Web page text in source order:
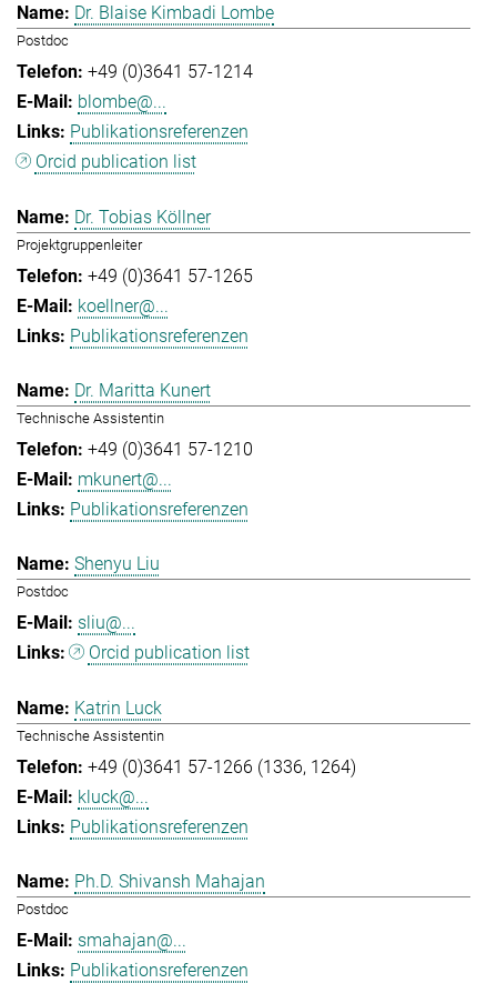
Dr. Blaise Kimbadi Lombe
Postdoc
+49 (0)3641 57-1214
blombe@...
Publikationsreferenzen
Orcid publication list
Dr. Tobias Köllner
Projektgruppenleiter
+49 (0)3641 57-1265
koellner@...
Publikationsreferenzen
Dr. Maritta Kunert
Technische Assistentin
+49 (0)3641 57-1210
mkunert@...
Publikationsreferenzen
Shenyu Liu
Postdoc
sliu@...
Orcid publication list
Katrin Luck
Technische Assistentin
+49 (0)3641 57-1266 (1336, 1264)
kluck@...
Publikationsreferenzen
Ph.D. Shivansh Mahajan
Postdoc
smahajan@...
Publikationsreferenzen